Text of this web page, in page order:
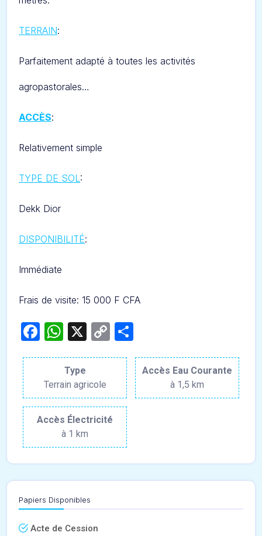
TERRAIN:
Parfaitement adapté à toutes les activités
agropastorales…
ACCÈS:
Relativement simple
TYPE DE SOL:
Dekk Dior
DISPONIBILITÉ:
Immédiate
Frais de visite: 15 000 F CFA
Facebook
WhatsApp
X
Copy
Type
Terrain agricole
Accès Eau Courante
à 1,5 km
Accès Électricité
à 1 km
Papiers Disponibles
Acte de Cession